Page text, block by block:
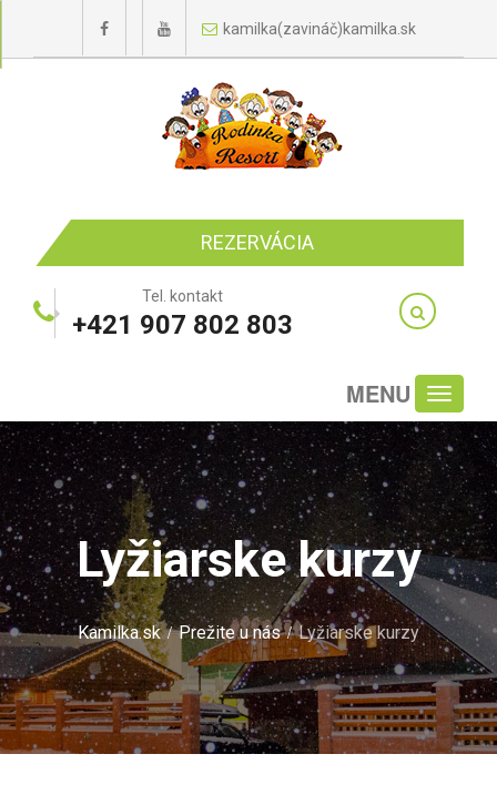
kamilka(zavináč)kamilka.sk
REZERVÁCIA
Tel. kontakt
+421 907 802 803
MENU
Toggle
Lyžiarske kurzy
Kamilka.sk/Prežite u nás/Lyžiarske kurzy